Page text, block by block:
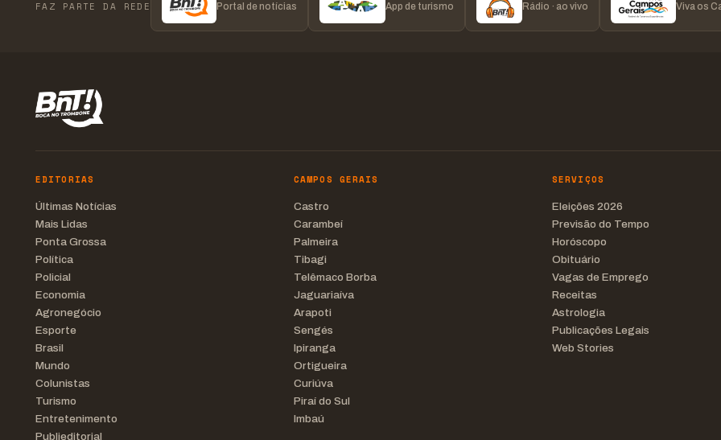
FAZ PARTE DA REDE Portal de notícias App de turismo Rádio · ao vivo Viva os
EDITORIAS
Últimas Notícias
Mais Lidas
Ponta Grossa
Política
Policial
Economia
Agronegócio
Esporte
Brasil
Mundo
Colunistas
Turismo
Entretenimento
Publieditorial
CAMPOS GERAIS
Castro
Carambeí
Palmeira
Tibagi
Telêmaco Borba
Jaguariaíva
Arapoti
Sengés
Ipiranga
Ortigueira
Curiúva
Piraí do Sul
Imbaú
SERVIÇOS
Eleições 2026
Previsão do Tempo
Horóscopo
Obituário
Vagas de Emprego
Receitas
Astrologia
Publicações Legais
Web Stories